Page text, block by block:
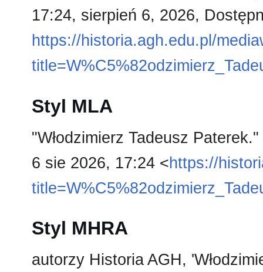
17:24, sierpień 6, 2026,
https://historia.agh.edu.pl/
Styl MLA
"Włodzimierz Tadeusz Paterek."
6 sie 2026, 17:24 <https://
Styl MHRA
autorzy Historia AGH,